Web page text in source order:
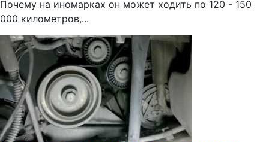
Почему на иномарках он может ходить по 120 - 150
000 километров,...